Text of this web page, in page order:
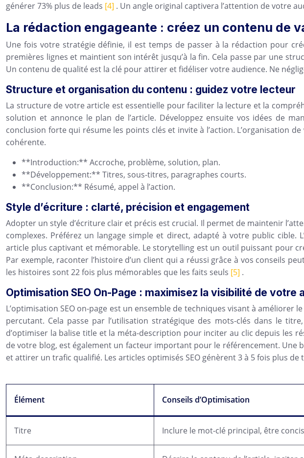
générer 73% plus de leads [4] . Un angle original captivera l’attention de votre
La rédaction engageante : créez un contenu de
Une fois votre stratégie définie, il est temps de passer à la rédaction pour
premières lignes et maintient son intérêt jusqu’à la fin. Cela passe par une
Un contenu de qualité est la clé pour attirer et fidéliser votre audience. Ne
Structure et organisation du contenu : guidez votre lecteur
La structure de votre article est essentielle pour faciliter la lecture et la
solution et annonce le plan de l’article. Développez ensuite vos idées de
conclusion forte qui résume les points clés et invite à l’action. L’organisation
cohérente.
**Introduction:** Accroche, problème, solution, plan.
**Développement:** Titres, sous-titres, paragraphes courts.
**Conclusion:** Résumé, appel à l’action.
Style d’écriture : clarté, précision et engagement
Adopter un style d’écriture clair et précis est crucial. Il permet de maintenir
complexes. Préférez un langage simple et direct, adapté à votre public cible.
article plus captivant et mémorable. Le storytelling est un outil puissant pour
Par exemple, raconter l’histoire d’un client qui a réussi grâce à vos conseils
les histoires sont 22 fois plus mémorables que les faits seuls [5] .
Optimisation SEO On-Page : maximisez la visibilité de votre
L’optimisation SEO on-page est un ensemble de techniques visant à
percutant. Cela passe par l’utilisation stratégique des mots-clés dans le
d’optimiser la balise title et la méta-description pour inciter au clic depuis les
de votre blog, est également un facteur important pour le référencement.
et attirer un trafic qualifié. Les articles optimisés SEO génèrent 3 à 5 fois plus de
Élément Conseils d’Optimisation
Titre Inclure le mot-clé principal, être